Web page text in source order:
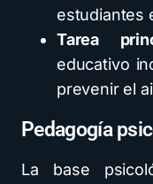
estudiantes
Tarea
educativo
prevenir el
Pedagogía
La base